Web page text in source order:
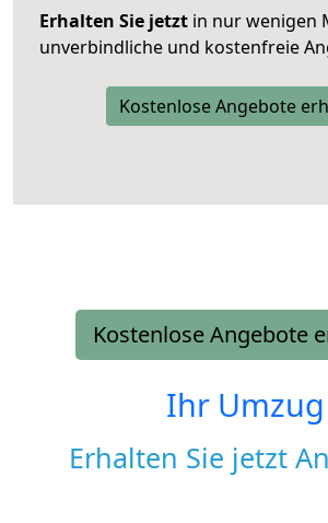
Erhalten Sie jetzt in nur wenigen
unverbindliche und kostenfreie
Kostenlose Angebote
Kostenlose Angebote
Ihr Umzug
Erhalten Sie jetzt